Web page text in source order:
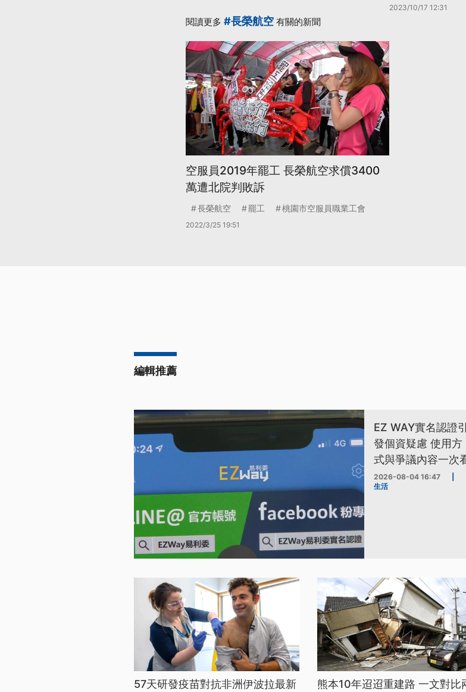
2023/10/17 12:31
閱讀更多 #長榮航空 有關的新聞
空服員2019年罷工 長榮航空求償3400
萬遭北院判敗訴
長榮航空 罷工 桃園市空服員職業工會
2022/3/25 19:51
編輯推薦
EZ WAY實名認證引
發個資疑慮 使用方
式與爭議內容一次
2026-08-04 16:47
生活
57天研發疫苗對抗非洲伊波拉最新 熊本10年迢迢重建路 一文對比